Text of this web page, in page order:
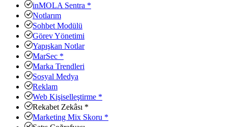
inMOLA Sentra *
Notlarım
Sohbet Modülü
Görev Yönetimi
Yapışkan Notlar
MarSec *
Marka Trendleri
Sosyal Medya
Reklam
Web Kişiselleştirme *
Rekabet Zekâsı *
Marketing Mix Skoru *